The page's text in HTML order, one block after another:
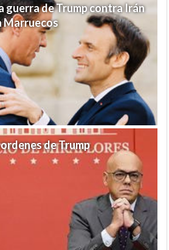
guerra de Trump contra Irán
Marruecos
de Trump